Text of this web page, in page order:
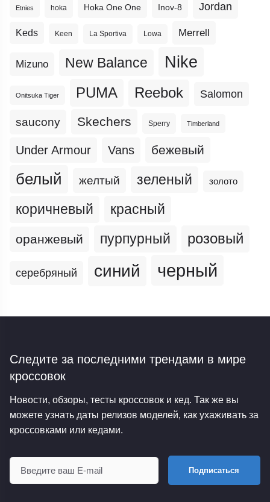
Etnies hoka Hoka One One Inov-8 Jordan
Keds Keen La Sportiva Lowa Merrell
Mizuno New Balance Nike
Onitsuka Tiger PUMA Reebok Salomon
saucony Skechers Sperry Timberland
Under Armour Vans бежевый
белый желтый зеленый золото
коричневый красный
оранжевый пурпурный розовый
серебряный синий черный
Следите за последними трендами в мире
кроссовок
Новости, обзоры, тесты кроссовок и кед. Так же вы
можете узнать даты релизов моделей, как ухаживать за
кроссовками или кедами.
Подписаться